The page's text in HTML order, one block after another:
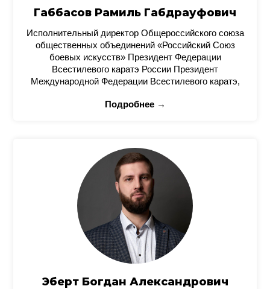
Габбасов Рамиль Габдрауфович
Исполнительный директор Общероссийского союза
общественных объединений «Российский Союз
боевых искусств» Президент Федерации
Всестилевого каратэ России Президент
Международной Федерации Всестилевого каратэ,
Подробнее →
Эберт Богдан Александрович